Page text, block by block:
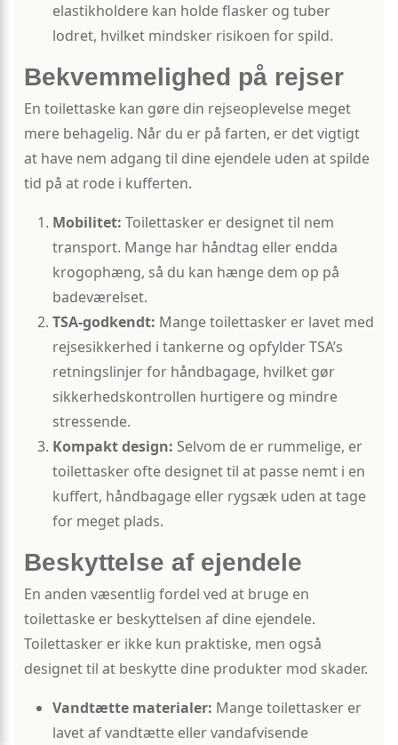
elastikholdere kan holde flasker og tuber
lodret, hvilket mindsker risikoen for spild.
Bekvemmelighed på rejser
En toilettaske kan gøre din rejseoplevelse meget
mere behagelig. Når du er på farten, er det vigtigt
at have nem adgang til dine ejendele uden at spilde
tid på at rode i kufferten.
Mobilitet: Toilettasker er designet til nem
transport. Mange har håndtag eller endda
krogophæng, så du kan hænge dem op på
badeværelset.
TSA-godkendt: Mange toilettasker er lavet med
rejsesikkerhed i tankerne og opfylder TSA’s
retningslinjer for håndbagage, hvilket gør
sikkerhedskontrollen hurtigere og mindre
stressende.
Kompakt design: Selvom de er rummelige, er
toilettasker ofte designet til at passe nemt i en
kuffert, håndbagage eller rygsæk uden at tage
for meget plads.
Beskyttelse af ejendele
En anden væsentlig fordel ved at bruge en
toilettaske er beskyttelsen af dine ejendele.
Toilettasker er ikke kun praktiske, men også
designet til at beskytte dine produkter mod skader.
Vandtætte materialer: Mange toilettasker er
lavet af vandtætte eller vandafvisende